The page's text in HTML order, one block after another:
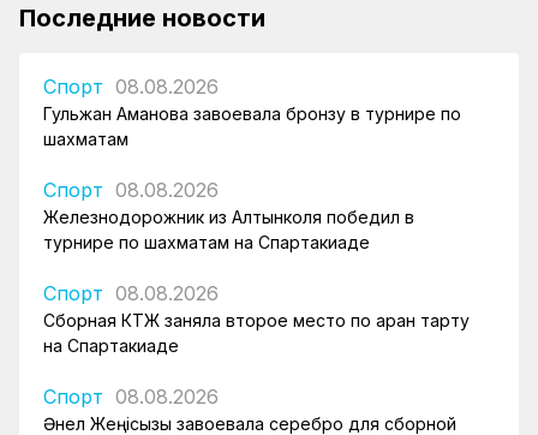
Последние новости
Спорт 08.08.2026
Гульжан Аманова завоевала бронзу в турнире по
шахматам
Спорт 08.08.2026
Железнодорожник из Алтынколя победил в
турнире по шахматам на Спартакиаде
Спорт 08.08.2026
Сборная КТЖ заняла второе место по арқан тарту
на Спартакиаде
Спорт 08.08.2026
Әнел Жеңісқызы завоевала серебро для сборной